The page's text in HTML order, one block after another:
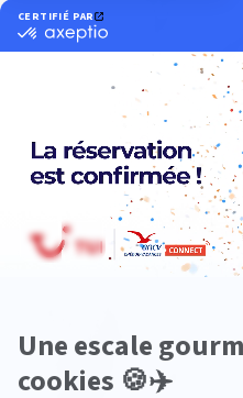
Océanie